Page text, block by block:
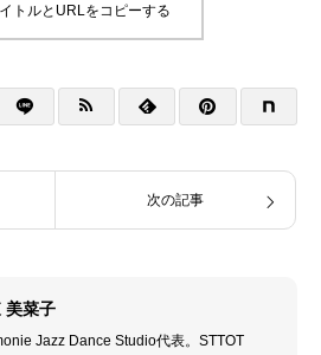
トルとURLをコピーする
次の記事
美菜子
Jazz Dance Studio代表。STTOT